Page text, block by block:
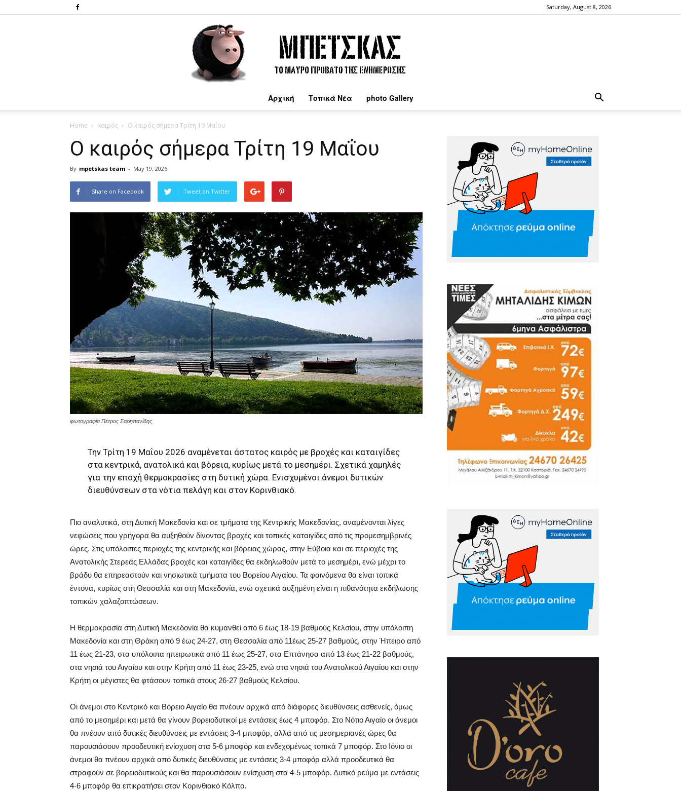
Saturday, August 8, 2026
Αρχική Τοπικά Νέα photo Gallery
Home Καιρός Ο καιρός σήμερα Τρίτη 19 Μαΐου
Ο καιρός σήμερα Τρίτη 19 Μαΐου
By mpetskas team - May 19, 2026
Share on Facebook Tweet on Twitter
φωτογραφία Πέτρος Σαρηπανίδης
Την Τρίτη 19 Μαΐου 2026 αναμένεται άστατος καιρός με βροχές και καταιγίδες
στα κεντρικά, ανατολικά και βόρεια, κυρίως μετά το μεσημέρι. Σχετικά χαμηλές
για την εποχή θερμοκρασίες στη δυτική χώρα. Ενισχυμένοι άνεμοι δυτικών
διευθύνσεων στα νότια πελάγη και στον Κορινθιακό.
Πιο αναλυτικά, στη Δυτική Μακεδονία και σε τμήματα της Κεντρικής Μακεδονίας, αναμένονται λίγες
νεφώσεις που γρήγορα θα αυξηθούν δίνοντας βροχές και τοπικές καταιγίδες από τις προμεσημβρινές
ώρες. Στις υπόλοιπες περιοχές της κεντρικής και βόρειας χώρας, στην Εύβοια και σε περιοχές της
Ανατολικής Στερεάς Ελλάδας βροχές και καταιγίδες θα εκδηλωθούν μετά το μεσημέρι, ενώ μέχρι το
βράδυ θα επηρεαστούν και νησιωτικά τμήματα του Βορείου Αιγαίου. Τα φαινόμενα θα είναι τοπικά
έντονα, κυρίως στη Θεσσαλία και στη Μακεδονία, ενώ σχετικά αυξημένη είναι η πιθανότητα εκδήλωσης
τοπικών χαλαζοπτώσεων.
Η θερμοκρασία στη Δυτική Μακεδονία θα κυμανθεί από 6 έως 18-19 βαθμούς Κελσίου, στην υπόλοιπη
Μακεδονία και στη Θράκη από 9 έως 24-27, στη Θεσσαλία από 11έως 25-27 βαθμούς, στην Ήπειρο από
11 έως 21-23, στα υπόλοιπα ηπειρωτικά από 11 έως 25-27, στα Επτάνησα από 13 έως 21-22 βαθμούς,
στα νησιά του Αιγαίου και στην Κρήτη από 11 έως 23-25, ενώ στα νησιά του Ανατολικού Αιγαίου και στην
Κρήτη οι μέγιστες θα φτάσουν τοπικά στους 26-27 βαθμούς Κελσίου.
Οι άνεμοι στο Κεντρικό και Βόρειο Αιγαίο θα πνέουν αρχικά από διάφορες διευθύνσεις ασθενείς, όμως
από το μεσημέρι και μετά θα γίνουν βορειοδυτικοί με εντάσεις έως 4 μποφόρ. Στο Νότιο Αιγαίο οι άνεμοι
θα πνέουν από δυτικές διευθύνσεις με εντάσεις 3-4 μποφόρ, αλλά από τις μεσημεριανές ώρες θα
παρουσιάσουν προοδευτική ενίσχυση στα 5-6 μποφόρ και ενδεχομένως τοπικά 7 μποφόρ. Στο Ιόνιο οι
άνεμοι θα πνέουν αρχικά από δυτικές διευθύνσεις με εντάσεις 3-4 μποφόρ αλλά προοδευτικά θα
στραφούν σε βορειοδυτικούς και θα παρουσιάσουν ενίσχυση στα 4-5 μποφόρ. Δυτικό ρεύμα με εντάσεις
4-6 μποφόρ θα επικρατήσει στον Κορινθιακό Κόλπο.